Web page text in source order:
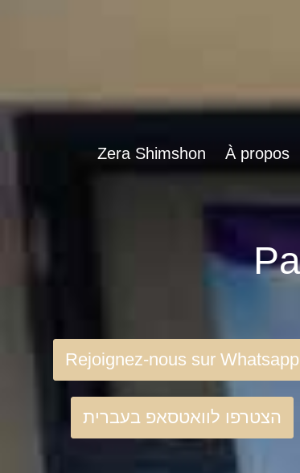
Zera Shimshon
À propos
Rejoignez-nous sur Whatsapp
הצטרפו לוואטסאפ בעברית